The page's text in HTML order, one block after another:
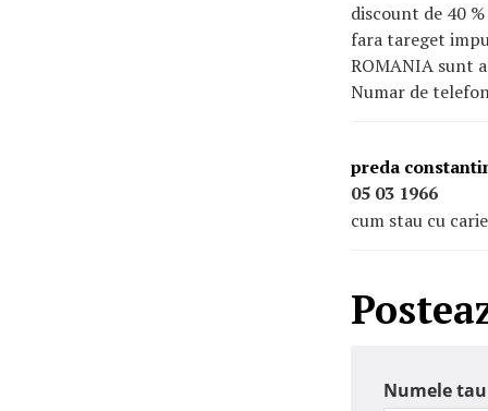
discount de 40
fara tareget
ROMANIA sunt
Numar de
preda
05 03 1966
cum stau cu
Numele tau